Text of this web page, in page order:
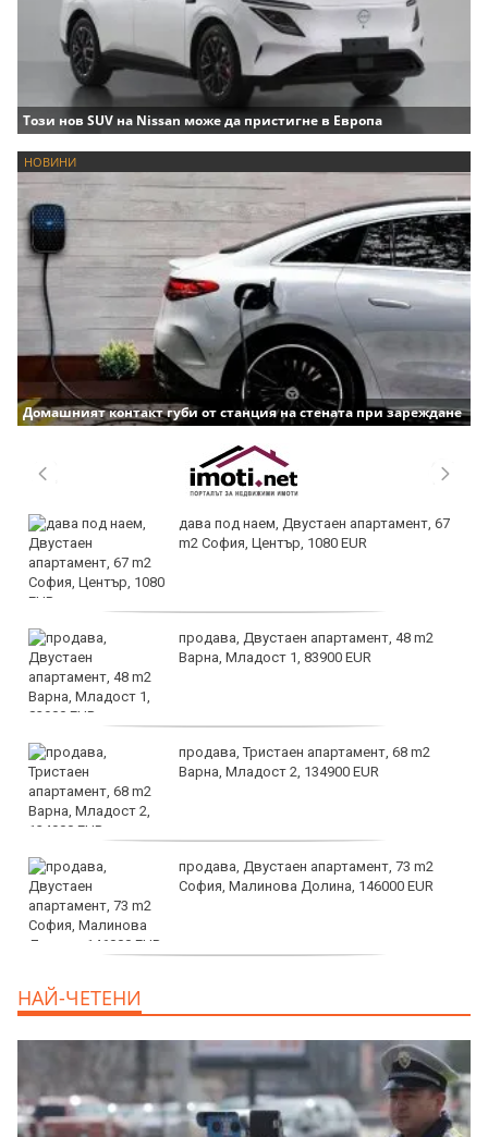
Този нов SUV на Nissan може да пристигне в Европа
НОВИНИ
Домашният контакт губи от станция на стената при зареждане
дава под наем, Двустаен апартамент, 67
m2 София, Център, 1080 EUR
продава, Двустаен апартамент, 48 m2
Варна, Младост 1, 83900 EUR
продава, Тристаен апартамент, 68 m2
Варна, Младост 2, 134900 EUR
продава, Двустаен апартамент, 73 m2
София, Малинова Долина, 146000 EUR
НАЙ-ЧЕТЕНИ